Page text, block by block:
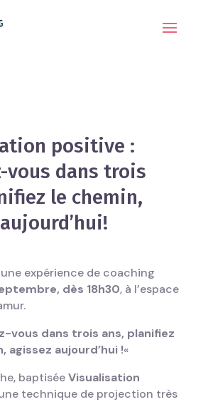
positive :
vous dans trois
le chemin,
expérience de coaching
dès 18h30, à l’espace
vous dans trois ans, planifiez
agissez aujourd’hui !«
baptiséeVisualisation
technique de projection très